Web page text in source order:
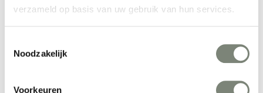
verzameld op basis van uw gebruik van hun services.
Noodzakelijk
Voorkeuren
Dynamobel Viva Cubby stoel